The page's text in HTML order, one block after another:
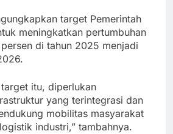
target Pemerintah
meningkatkan pertumbuhan
di tahun 2025 menjadi
itu, diperlukan
yang terintegrasi dan
mobilitas masyarakat
industri,” tambahnya.